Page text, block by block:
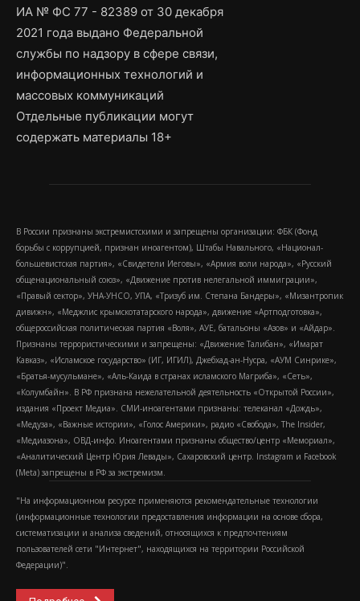
ИА № ФС 77 - 82389 от 30 декабря
2021 года выдано Федеральной
службы по надзору в сфере связи,
информационных технологий и
массовых коммуникаций
Отдельные публикации могут
содержать материалы 18+
В России признаны экстремистскими и запрещены организации: ФБК (Фонд
борьбы с коррупцией, признан иноагентом), Штабы Навального, «Национал-
большевистская партия», «Свидетели Иеговы», «Армия воли народа», «Русский
общенациональный союз», «Движение против нелегальной иммиграции»,
«Правый сектор», УНА-УНСО, УПА, «Тризуб им. Степана Бандеры», «Мизантропик
дивижн», «Меджлис крымскотатарского народа», движение «Артподготовка»,
общероссийская политическая партия «Воля», АУЕ, батальоны «Азов» и «Айдар».
Признаны террористическими и запрещены: «Движение Талибан», «Имарат
Кавказ», «Исламское государство» (ИГ, ИГИЛ), Джебхад-ан-Нусра, «АУМ Синрике»,
«Братья-мусульмане», «Аль-Каида в странах исламского Магриба», «Сеть»,
«Колумбайн». В РФ признана нежелательной деятельность «Открытой России»,
издания «Проект Медиа». СМИ-иноагентами признаны: телеканал «Дождь»,
«Медуза», «Важные истории», «Голос Америки», радио «Свобода», The Insider,
«Медиазона», ОВД-инфо. Иноагентами признаны общество/центр «Мемориал»,
«Аналитический Центр Юрия Левады», Сахаровский центр. Instagram и Facebook
(Metа) запрещены в РФ за экстремизм.
"На информационном ресурсе применяются рекомендательные технологии
(информационные технологии предоставления информации на основе сбора,
систематизации и анализа сведений, относящихся к предпочтениям
пользователей сети "Интернет", находящихся на территории Российской
Федерации)".